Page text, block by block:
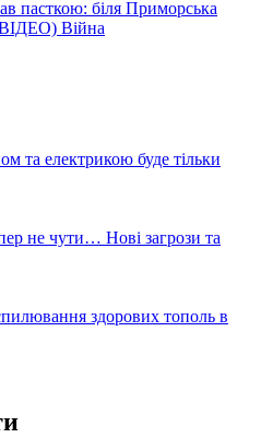
пасткою: біля Приморська
Війна
та електрикою буде тільки
не чути… Нові загрози та
здорових тополь в